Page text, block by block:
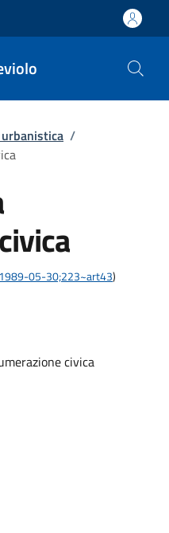
/
05-30;223~art43)
civica